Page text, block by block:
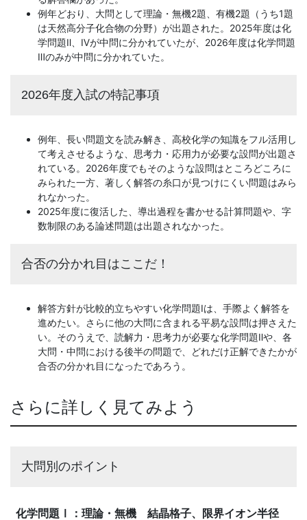
例年どおり、大問として理論・無機2題、有機2題（うち1題
は天然高分子化合物の分野）が出題された。2025年度は化
学問題Ⅱ、Ⅳが中問に分かれていたが、2026年度は化学問題
Ⅲのみが中問に分かれていた。
2026年度入試の特記事項
例年、長い問題文を読み解き、高校化学の知識をフル活用し
て考えさせるような、思考力・応用力が必要な設問が出題さ
れている。2026年度でもそのような設問はところどころに
みられた一方、著しく解答の糸口が見つけにくい問題はみら
れなかった。
2025年度に復活した、導出過程を書かせる計算問題や、字
数制限のある論述問題は出題されなかった。
合否の分かれ目はここだ！
解答方針が比較的立ちやすい化学問題Ⅰは、手際よく解答を
進めたい。さらに他の大問に含まれる平易な設問は押さえた
い。そのうえで、読解力・思考力が必要な化学問題Ⅱや、各
大問・中問における後半の問題で、どれだけ正解できたかが
合否の分かれ目になったであろう。
さらに詳しく見てみよう
大問別のポイント
化学問題Ⅰ：理論・無機 結晶格子、限界イオン半径